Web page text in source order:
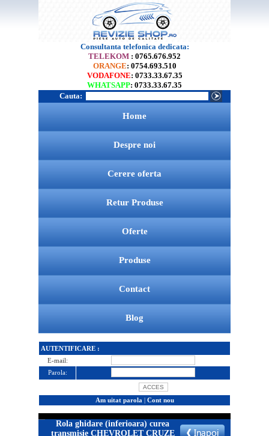
Consultanta telefonica dedicata:
TELEKOM : 0765.676.952
ORANGE: 0754.693.510
VODAFONE: 0733.33.67.35
WHATSAPP: 0733.33.67.35
Cauta:
Home
Despre noi
Cerere oferta
Retur Produse
Oferte
Produse
Contact
Blog
AUTENTIFICARE :
E-mail:
Parola:
Am uitat parola | Cont nou
Rola ghidare (inferioara) curea
transmisie CHEVROLET CRUZE